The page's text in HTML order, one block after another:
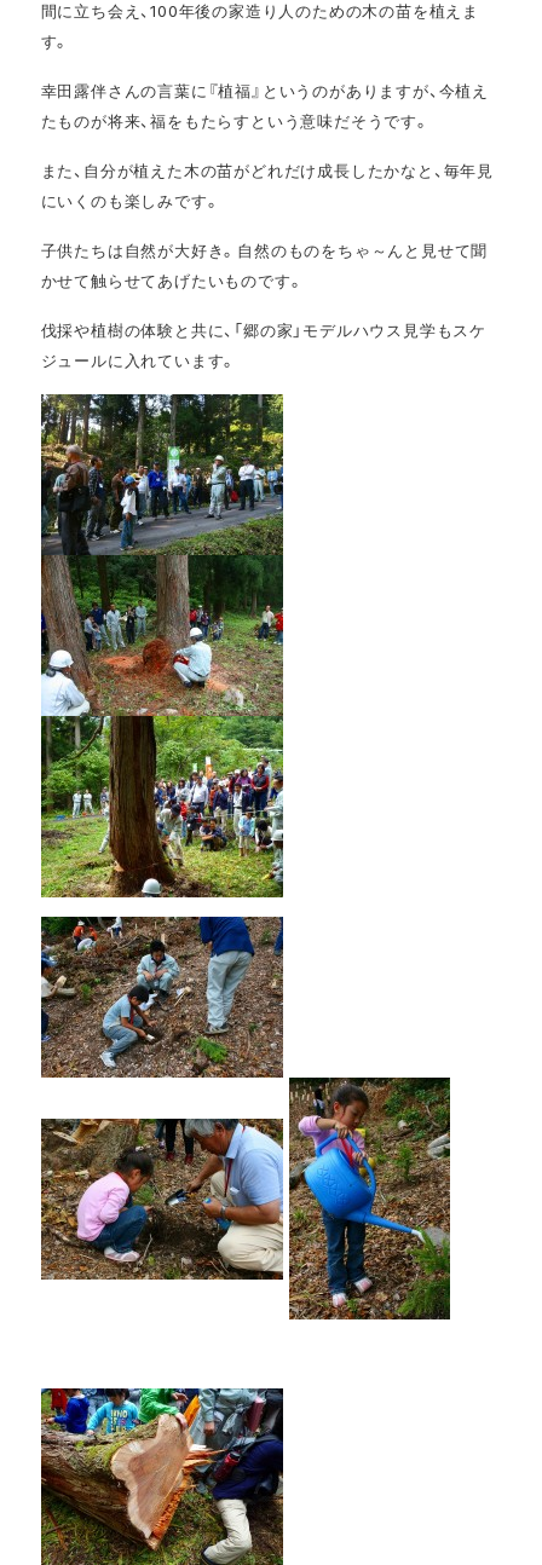
間に立ち会え、100年後の家造り人のための木の苗を植えま
す。
幸田露伴さんの言葉に『植福』というのがありますが、今植え
たものが将来、福をもたらすという意味だそうです。
また、自分が植えた木の苗がどれだけ成長したかなと、毎年見
にいくのも楽しみです。
子供たちは自然が大好き。自然のものをちゃ～んと見せて聞
かせて触らせてあげたいものです。
伐採や植樹の体験と共に、「郷の家」モデルハウス見学もスケ
ジュールに入れています。